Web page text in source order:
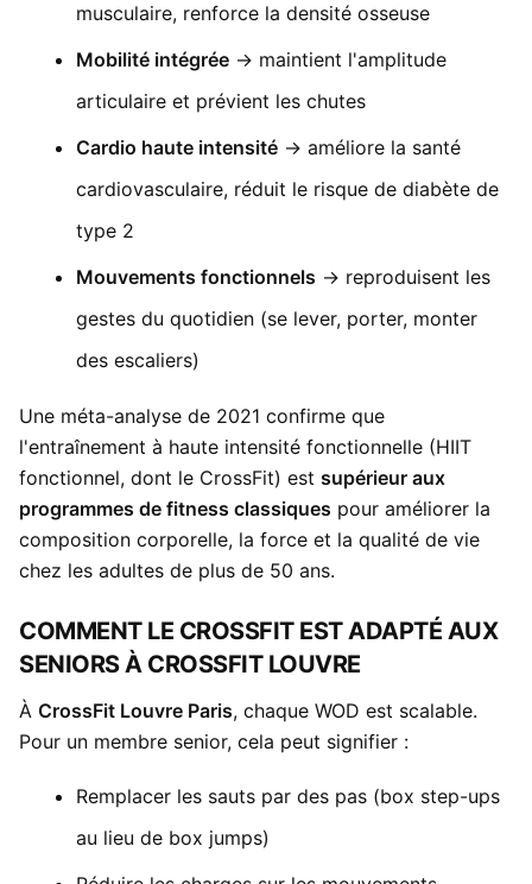
musculaire, renforce la densité osseuse
Mobilité intégrée → maintient l'amplitude
articulaire et prévient les chutes
Cardio haute intensité → améliore la santé
cardiovasculaire, réduit le risque de diabète de
type 2
Mouvements fonctionnels → reproduisent les
gestes du quotidien (se lever, porter, monter
des escaliers)
Une méta-analyse de 2021 confirme que
l'entraînement à haute intensité fonctionnelle (HIIT
fonctionnel, dont le CrossFit) est supérieur aux
programmes de fitness classiques pour améliorer la
composition corporelle, la force et la qualité de vie
chez les adultes de plus de 50 ans.
COMMENT LE CROSSFIT EST ADAPTÉ AUX
SENIORS À CROSSFIT LOUVRE
À CrossFit Louvre Paris, chaque WOD est scalable.
Pour un membre senior, cela peut signifier :
Remplacer les sauts par des pas (box step-ups
au lieu de box jumps)